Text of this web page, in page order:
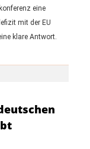
eine
mit der EU
klare Antwort.